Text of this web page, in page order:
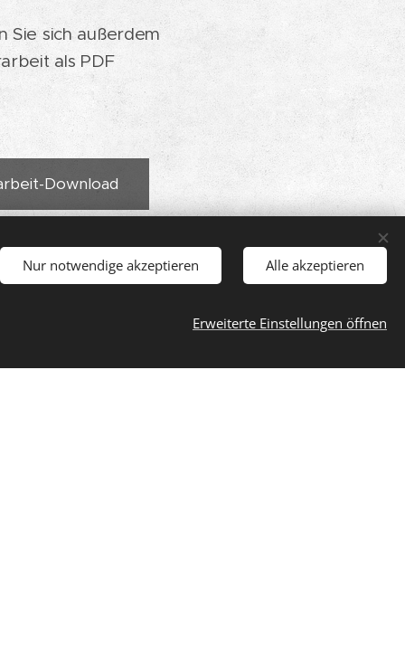
Sie sich außerdem
als PDF
Download
auf den Seiten 103 bis
Nur notwendige akzeptieren Alle akzeptieren
Erweiterte Einstellungen öffnen